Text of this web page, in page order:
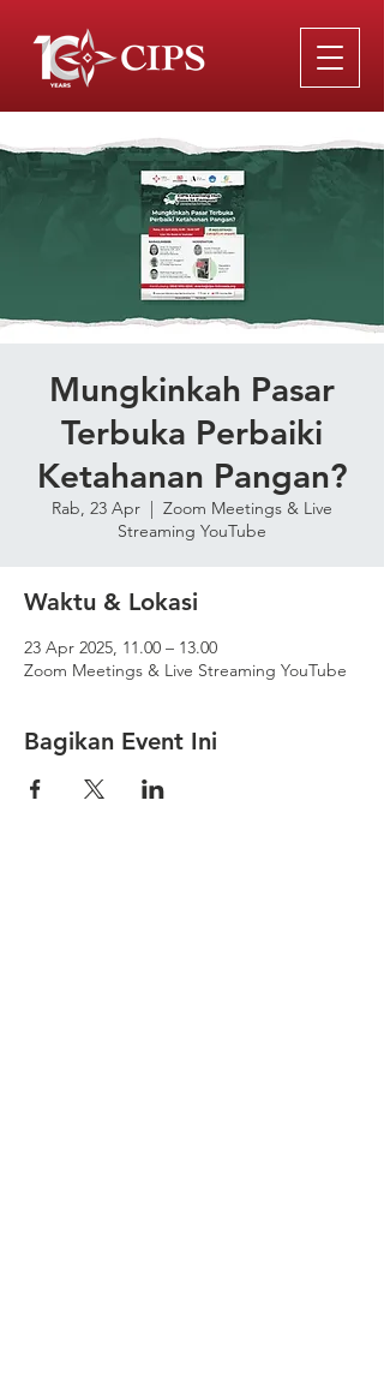
Mungkinkah Pasar
Terbuka Perbaiki
Ketahanan Pangan?
Rab, 23 Apr
  |
Zoom Meetings & Live
Streaming YouTube
Waktu & Lokasi
23 Apr 2025, 11.00 – 13.00
Zoom Meetings & Live Streaming YouTube
Bagikan Event Ini